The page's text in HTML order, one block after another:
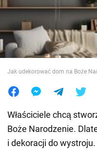
Wojna na Ukrainie
Świat
Jedzenie
Jak udekorować dom na Boże
Właściciele chcą
Boże Narodzenie.
i dekoracji do wystroju.